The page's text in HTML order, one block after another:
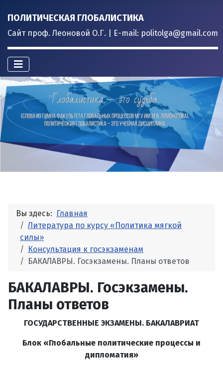
ПОЛИТИЧЕСКАЯ ГЛОБАЛИСТИКА
Сайт проф. Леоновой О.Г. | E-mail: politolga@gmail.com
Вы здесь: Главная
Литература по курсу «Политика мягкой
силы»
Консультация к госэкзаменам
БАКАЛАВРЫ. Госэкзамены. Планы ответов
БАКАЛАВРЫ. Госэкзамены.
Планы ответов
ГОСУДАРСТВЕННЫЕ ЭКЗАМЕНЫ. БАКАЛАВРИАТ
Блок «Глобальные политические процессы и
дипломатия»